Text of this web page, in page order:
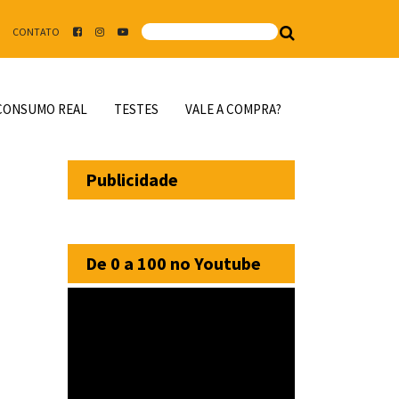
CONTATO
REAL TESTES VALE A COMPRA?
Publicidade
De 0 a 100 no Youtube